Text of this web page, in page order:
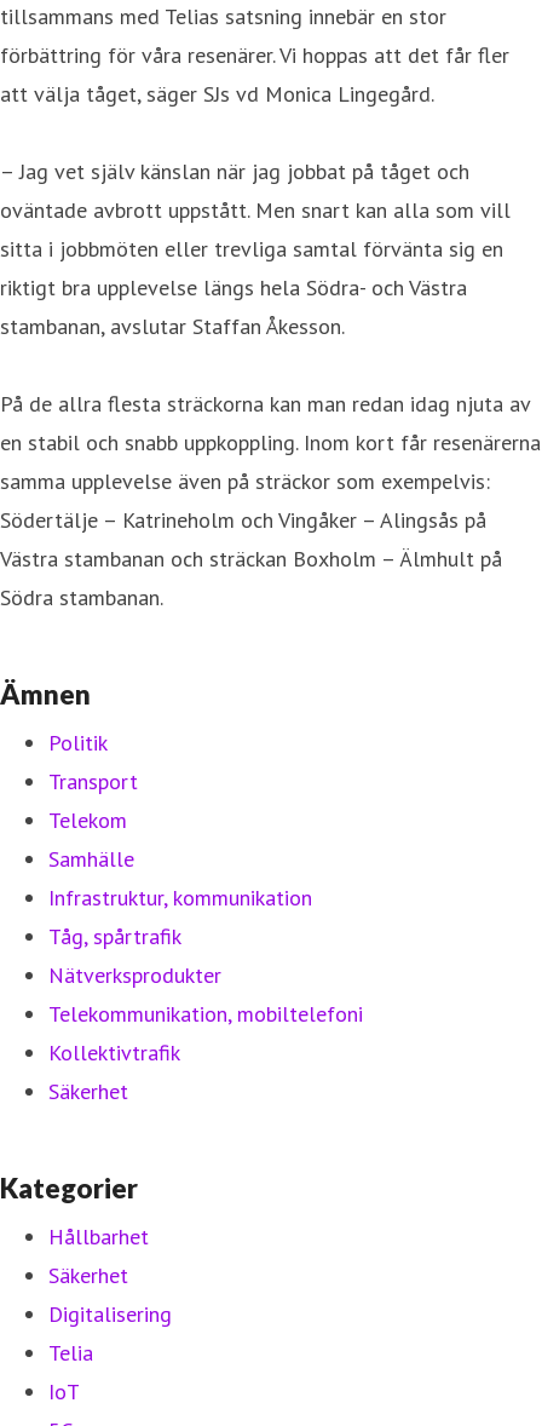
tillsammans med Telias satsning innebär en stor
förbättring för våra resenärer. Vi hoppas att det får fler
att välja tåget, säger SJs vd Monica Lingegård.
– Jag vet själv känslan när jag jobbat på tåget och
oväntade avbrott uppstått. Men snart kan alla som vill
sitta i jobbmöten eller trevliga samtal förvänta sig en
riktigt bra upplevelse längs hela Södra- och Västra
stambanan, avslutar Staffan Åkesson.
På de allra flesta sträckorna kan man redan idag njuta av
en stabil och snabb uppkoppling. Inom kort får resenärerna
samma upplevelse även på sträckor som exempelvis:
Södertälje – Katrineholm och Vingåker – Alingsås på
Västra stambanan och sträckan Boxholm – Älmhult på
Södra stambanan.
Ämnen
Politik
Transport
Telekom
Samhälle
Infrastruktur, kommunikation
Tåg, spårtrafik
Nätverksprodukter
Telekommunikation, mobiltelefoni
Kollektivtrafik
Säkerhet
Kategorier
Hållbarhet
Säkerhet
Digitalisering
Telia
IoT